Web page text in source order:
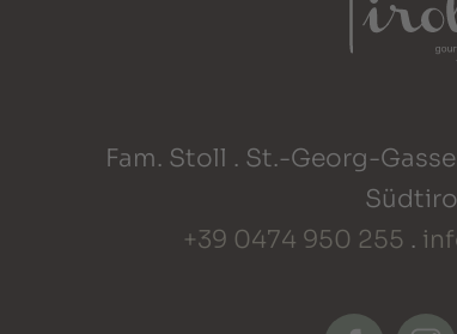
Fam. Stoll . St.-Georg-
+39 0474 950 255 .